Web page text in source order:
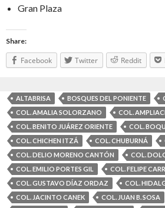
Gran Plaza
Share:
Facebook Twitter Reddit
ALTABRISA BOSQUES DEL PONIENTE
COL. AMALIA SOLORZANO
COL.
COL. BENITO JUÁREZ ORIENTE
COL.
COL. CHICHEN ITZÁ
COL. CHUBURNÁ
COL. DELIO MORENO CANTÓN
COL.
COL. EMILIO PORTES GIL
COL. FELIPE
COL. GUSTAVO DÍAZ ORDAZ
COL.
COL. JACINTO CANEK
COL. JUAN B. SOSA